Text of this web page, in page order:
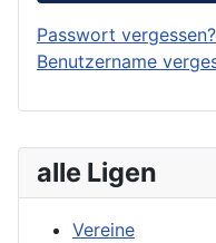
alle Ligen
Vereine
Passwort vergessen?
Benutzername